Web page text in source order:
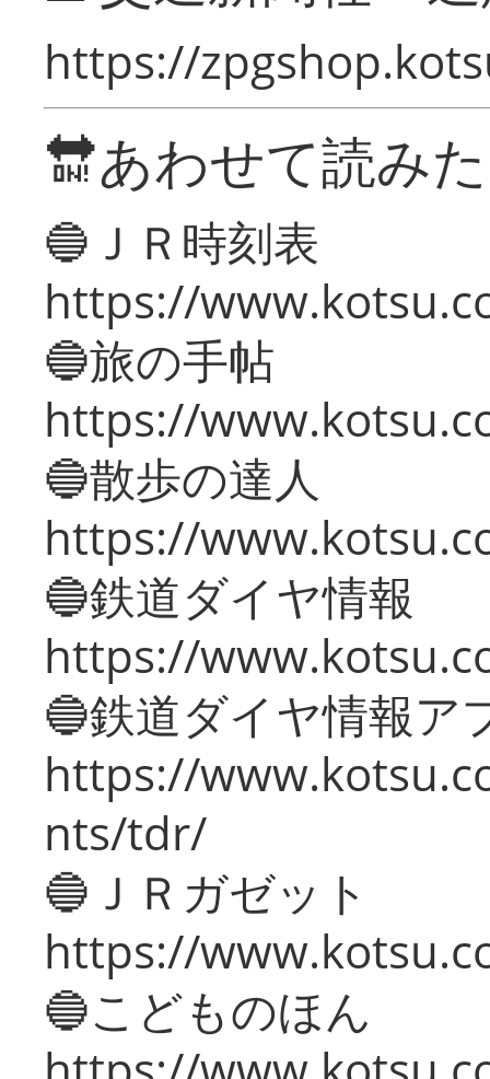
https://
🔛あわせて読み
🔵ＪＲ時刻表
https://
🔵旅の手帖
https://
🔵散歩の達人
https://
🔵鉄道ダイヤ情報
https://
🔵鉄道ダイヤ情報ア
https://
nts/tdr/
🔵ＪＲガゼット
https://
🔵こどものほん